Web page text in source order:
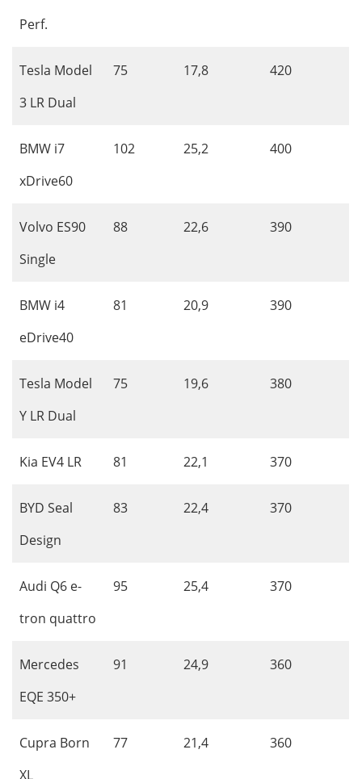
Perf.
Tesla Model
3 LR Dual
75 17,8 420
BMW i7
xDrive60
102 25,2 400
Volvo ES90
Single
88 22,6 390
BMW i4
eDrive40
81 20,9 390
Tesla Model
Y LR Dual
75 19,6 380
Kia EV4 LR 81 22,1 370
BYD Seal
Design
83 22,4 370
Audi Q6 e-
tron quattro
95 25,4 370
Mercedes
EQE 350+
91 24,9 360
Cupra Born
XL
77 21,4 360